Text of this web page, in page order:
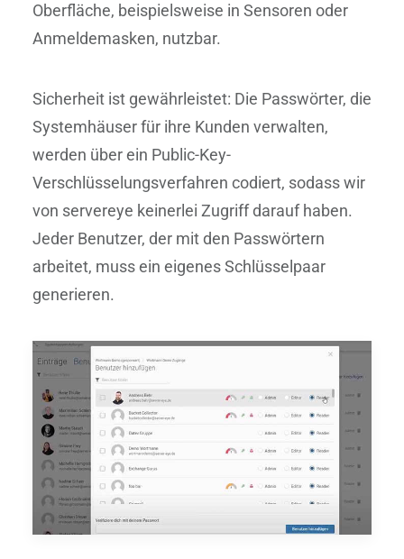
Oberfläche, beispielsweise in Sensoren oder
Anmeldemasken, nutzbar.
Sicherheit ist gewährleistet: Die Passwörter, die
Systemhäuser für ihre Kunden verwalten,
werden über ein Public-Key-
Verschlüsselungsverfahren codiert, sodass wir
von servereye keinerlei Zugriff darauf haben.
Jeder Benutzer, der mit den Passwörtern
arbeitet, muss ein eigenes Schlüsselpaar
generieren.